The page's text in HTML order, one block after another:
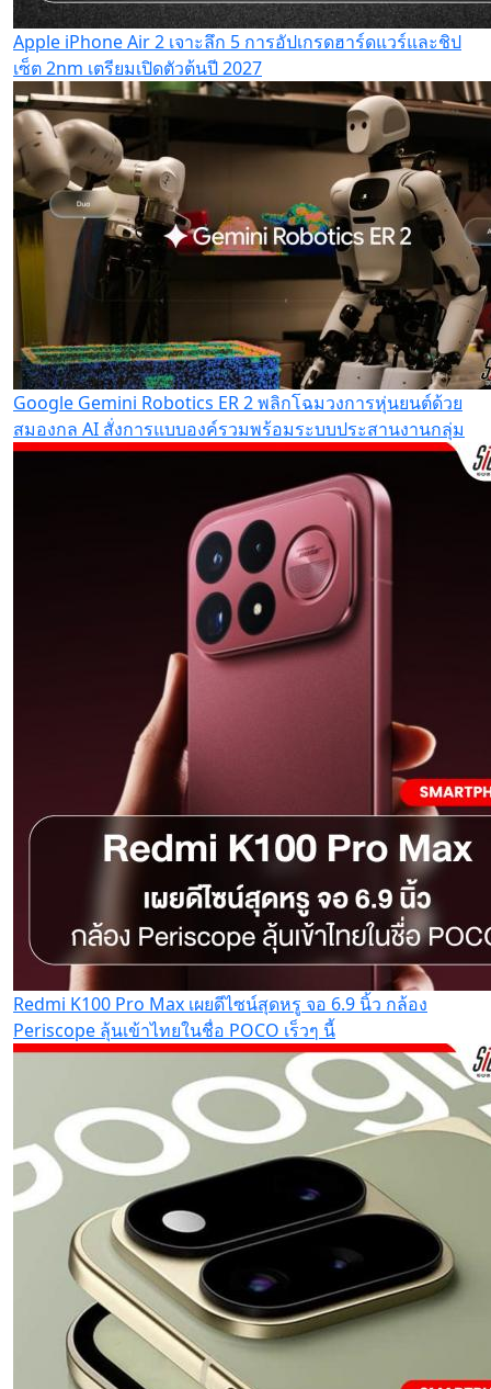
Apple iPhone Air 2 เจาะลึก 5 การอัปเกรดฮาร์ดแวร์และชิป
เซ็ต 2nm เตรียมเปิดตัวต้นปี 2027
Google Gemini Robotics ER 2 พลิกโฉมวงการหุ่นยนต์ด้วย
สมองกล AI สั่งการแบบองค์รวมพร้อมระบบประสานงานกลุ่ม
Redmi K100 Pro Max เผยดีไซน์สุดหรู จอ 6.9 นิ้ว กล้อง
Periscope ลุ้นเข้าไทยในชื่อ POCO เร็วๆ นี้